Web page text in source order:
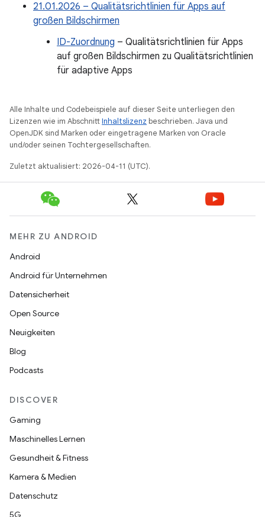
21.01.2026 – Qualitätsrichtlinien für Apps auf
großen Bildschirmen
ID-Zuordnung – Qualitätsrichtlinien für Apps
auf großen Bildschirmen zu Qualitätsrichtlinien
für adaptive Apps
Alle Inhalte und Codebeispiele auf dieser Seite unterliegen den
Lizenzen wie im AbschnittInhaltslizenz beschrieben. Java und
OpenJDK sind Marken oder eingetragene Marken von Oracle
und/oder seinen Tochtergesellschaften.
Zuletzt aktualisiert: 2026-04-11 (UTC).
MEHR ZU ANDROID
Android
Android für Unternehmen
Datensicherheit
Open Source
Neuigkeiten
Blog
Podcasts
DISCOVER
Gaming
Maschinelles Lernen
Gesundheit & Fitness
Kamera & Medien
Datenschutz
5G